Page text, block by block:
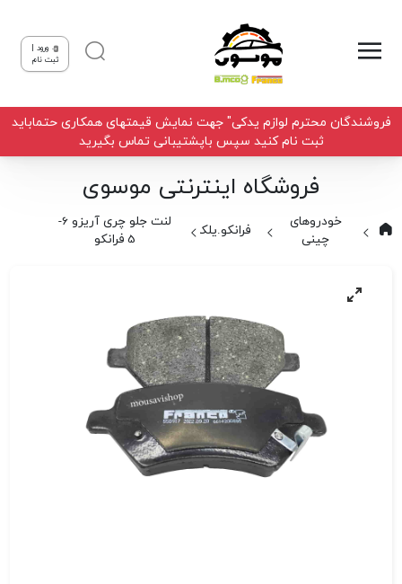
ورود |
ثبت نام
فروشندگان محترم لوازم یدکی" جهت نمایش قیمتهای همکاری حتماباید
ثبت نام کنید سپس باپشتیبانی تماس بگیرید
فروشگاه اینترنتی موسوی
خودروهای
چینی
فرانکو.یلکن
لنت جلو چری آریزو 6-
5 فرانکو